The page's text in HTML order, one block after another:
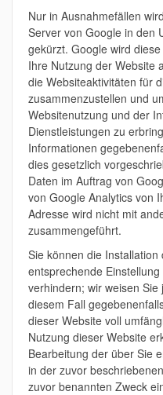
Nur in Ausnahmefällen
Server von Google in den
gekürzt. Google wird
Ihre Nutzung der Website
die Websiteaktivitäten für
zusammenzustellen und
Websitenutzung und der
Dienstleistungen zu
Informationen
dies gesetzlich
Daten im Auftrag von
von Google Analytics von
Adresse wird nicht mit
zusammengeführt.
Sie können die
entsprechende
verhindern; wir weisen
diesem Fall
dieser Website voll
Nutzung dieser Website
Bearbeitung der über Sie
in der zuvor
zuvor benannten Zweck